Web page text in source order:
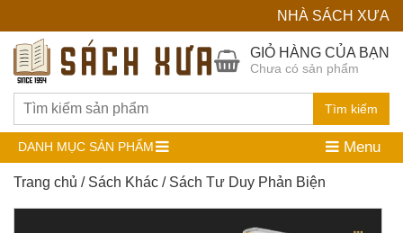
NHÀ SÁCH XƯA
Hệ
Thống
Sách
Cũ
Tìm kiếm
GIỎ HÀNG CỦA BẠN
Chưa có sản phẩm
DANH MỤC SẢN PHẨM Menu
Trang chủ / Sách Khác / Sách Tư Duy Phản Biện